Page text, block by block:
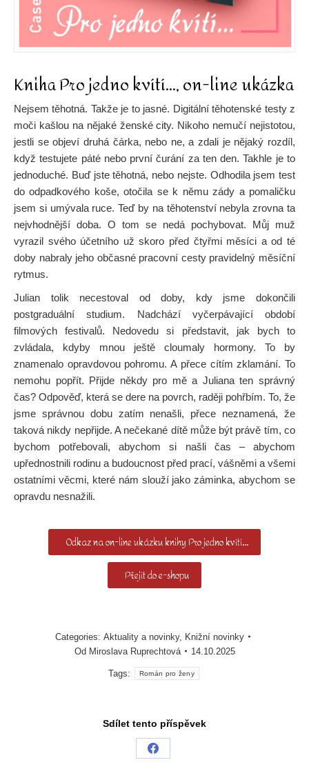
Kniha Pro jedno kvítí…, on-line ukázka
Nejsem těhotná. Takže je to jasné. Digitální těhotenské testy z
moči kašlou na nějaké ženské city. Nikoho nemučí nejistotou,
jestli se objeví druhá čárka, nebo ne, a zdali je nějaký rozdíl,
když testujete páté nebo první čurání za ten den. Takhle je to
jednoduché. Buď jste těhotná, nebo nejste. Odhodila jsem test
do odpadkového koše, otočila se k němu zády a pomaličku
jsem si umývala ruce. Teď by na těhotenství nebyla zrovna ta
nejvhodnější doba. O tom se nedá pochybovat. Můj muž
vyrazil svého účetního už skoro před čtyřmi měsíci a od té
doby nabraly jeho občasné pracovní cesty pravidelný měsíční
rytmus.
Julian tolik necestoval od doby, kdy jsme dokončili
postgraduální studium. Nadchází vyčerpávající období
filmových festivalů. Nedovedu si představit, jak bych to
zvládala, kdyby mnou ještě cloumaly hormony. To by
znamenalo opravdovou pohromu. A přece cítím zklamání. To
nemohu popřít. Přijde někdy pro mě a Juliana ten správný
čas? Odpověď, která se dere na povrch, raději pohřbím. To, že
jsme správnou dobu zatím nenašli, přece neznamená, že
taková nikdy nepřijde. A nečekané dítě může být právě tím, co
bychom potřebovali, abychom si našli čas – abychom
upřednostnili rodinu a budoucnost před prací, vášněmi a všemi
ostatními věcmi, které nám slouží jako záminka, abychom se
opravdu nesnažili.
Odkaz na on-line ukázku knihy Pro jedno kvítí…
Přejít do e-shopu
Categories: Aktuality a novinky, Knižní novinky
Od Miroslava Ruprechtová 14.10.2025
Tags: Román pro ženy
Sdílet tento příspěvek
Share